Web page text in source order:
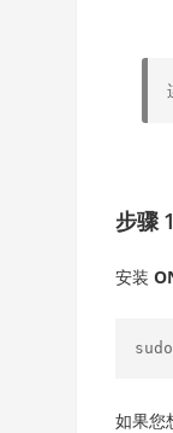
步骤
安装
如果您